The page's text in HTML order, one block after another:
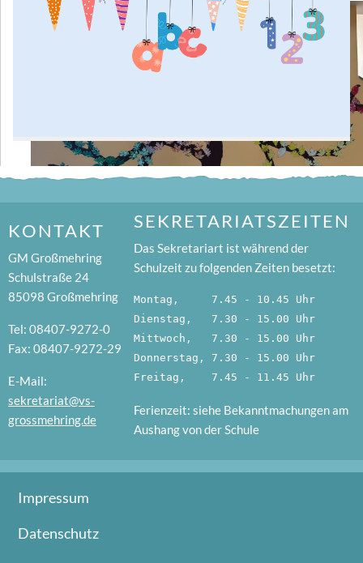
KONTAKT
GM Großmehring
Schulstraße 24
85098 Großmehring
Tel: 08407-9272-0
Fax: 08407-9272-29
E-Mail:
sekretariat@vs-
grossmehring.de
SEKRETARIATSZEITEN
Das Sekretariart ist während der
Schulzeit zu folgenden Zeiten besetzt:
Montag,     7.45 - 10.45 Uhr
Dienstag,   7.30 - 15.00 Uhr
Mittwoch,   7.30 - 15.00 Uhr
Donnerstag, 7.30 - 15.00 Uhr
Freitag,    7.45 - 11.45 Uhr
Ferienzeit: siehe Bekanntmachungen am
Aushang von der Schule
Impressum
Datenschutz